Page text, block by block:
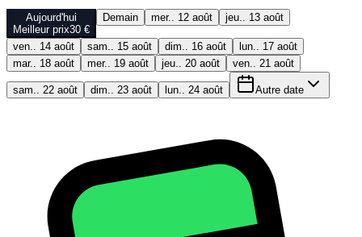
Aujourd'hui
Meilleur prix30 €
Demain mer.. 12 août jeu.. 13 août
ven.. 14 août sam.. 15 août dim.. 16 août
lun.. 17 août
mar.. 18 août
mer.. 19 août jeu.. 20 août ven.. 21 août
sam.. 22 août dim.. 23 août lun.. 24 août Autre date